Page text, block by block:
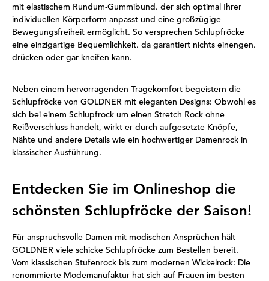
mit elastischem Rundum-Gummibund, der sich optimal Ihrer
individuellen Körperform anpasst und eine großzügige
Bewegungsfreiheit ermöglicht. So versprechen Schlupfröcke
eine einzigartige Bequemlichkeit, da garantiert nichts einengen,
drücken oder gar kneifen kann.
Neben einem hervorragenden Tragekomfort begeistern die
Schlupfröcke von GOLDNER mit eleganten Designs: Obwohl es
sich bei einem Schlupfrock um einen Stretch Rock ohne
Reißverschluss handelt, wirkt er durch aufgesetzte Knöpfe,
Nähte und andere Details wie ein hochwertiger Damenrock in
klassischer Ausführung.
Entdecken Sie im Onlineshop die
schönsten Schlupfröcke der Saison!
Für anspruchsvolle Damen mit modischen Ansprüchen hält
GOLDNER viele schicke Schlupfröcke zum Bestellen bereit.
Vom klassischen Stufenrock bis zum modernen Wickelrock: Die
renommierte Modemanufaktur hat sich auf Frauen im besten